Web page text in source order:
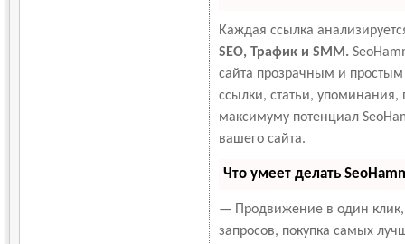
Каждая ссылка
SEO, Трафик и SMM.
сайта прозрачным и
ссылки, статьи, упоминания,
максимуму потенциал
вашего сайта.
Что умеет делать
— Продвижение в один клик,
запросов, покупка самых